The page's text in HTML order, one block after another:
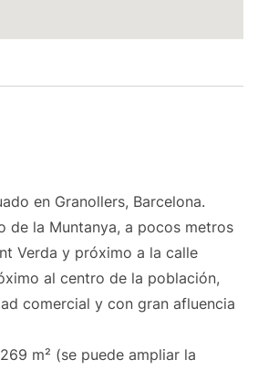
en Granollers, Barcelona.
de la Muntanya, a pocos metros
Verda y próximo a la calle
al centro de la población,
comercial y con gran afluencia
m² (se puede ampliar la